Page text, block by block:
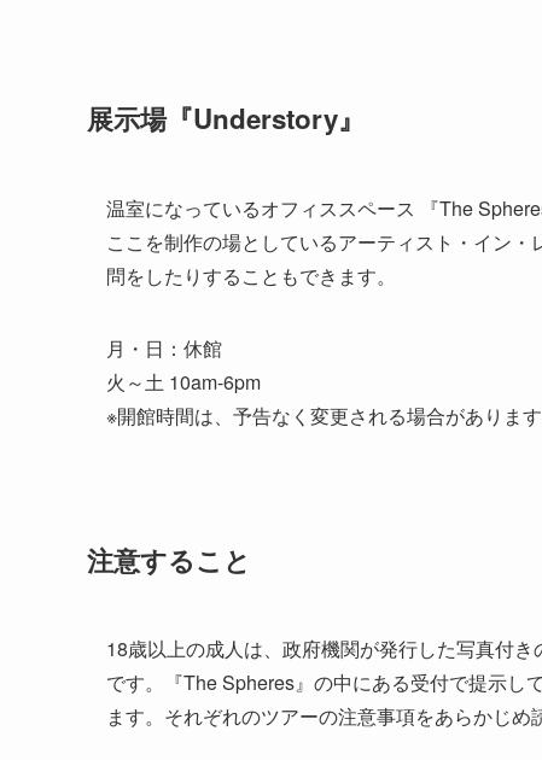
展示場『Understory』
温室になっているオフィススペース 『The
ここを制作の場としているアーティスト・イン
問をしたりすることもできます。
月・日：休館
火～土 10am-6pm
※開館時間は、予告なく変更される場合があります
注意すること
18歳以上の成人は、政府機関が発行した写真付
です。『The Spheres』の中にある受付で提示し
ます。それぞれのツアーの注意事項をあらかじめ